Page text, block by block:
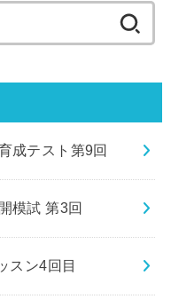
成テスト第9回
模試 第3回
スン4回目